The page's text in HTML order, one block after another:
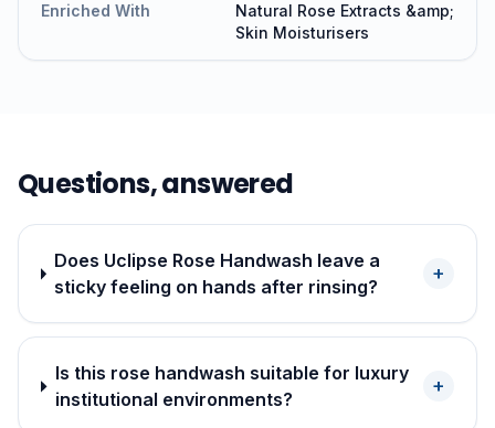
Enriched With
Natural Rose Extracts &amp;
Skin Moisturisers
Questions, answered
Does Uclipse Rose Handwash leave a
sticky feeling on hands after rinsing?
+
Is this rose handwash suitable for luxury
institutional environments?
+